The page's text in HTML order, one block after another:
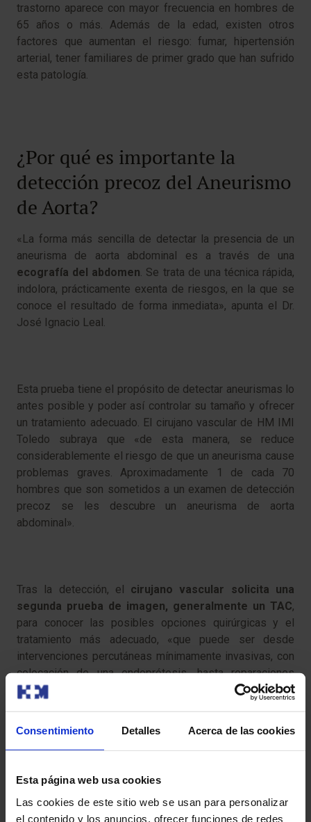
Consentimiento Detalles Acerca de las cookies
Esta página web usa cookies
Las cookies de este sitio web se usan para personalizar
el contenido y los anuncios, ofrecer funciones de redes
trastorno aparece con mayor frecuencia en hombres de
65 años o más. Además de la edad, existen otros
factores que aumentan el riesgo: fumar, hipertensión
arterial, tener familiares de primer grado que han sufrido
esta patología.
¿Por qué es importante la
detección precoz del Aneurismo
de Aorta?
«La forma más sencilla de detectar la presencia de un
aneurisma de aorta abdominal es a través de una
ecografía del abdomen . Se trata de una técnica rápida,
indolora, prácticamente exenta de riesgos, en la que se
conoce el resultado de forma inmediata», apunta el Dr.
José Ignacio Leal.
Esta prueba tiene el propósito de detectar aneurismas lo
antes posible y poder así controlar su tamaño y ofrecer
un tratamiento adecuado. El cirujano vascular de HM IMI
Toledo subraya que «de esta manera, se reduce
considerablemente el riesgo de que un aneurisma cause
problemas graves. Aproximadamente 1 de cada 70
hombres que son sometidos a un examen de detección
precoz se les descubre un aneurisma de aorta
abdominal».
Tras la detección, el cirujano vascular solicita una
segunda prueba de imagen, generalmente un TAC,
para conocer las posibles opciones quirúrgicas y el
tratamiento más adecuado, «que puede ser desde
intervenciones percutáneas mínimamente invasivas, con
colocación de una endoprótesis, hasta reparaciones
directas que requieren de cirugía abdominal», finaliza el